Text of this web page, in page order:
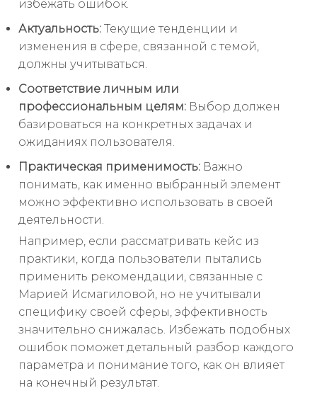
избежать ошибок.
Актуальность: Текущие тенденции и
изменения в сфере, связанной с темой,
должны учитываться.
Соответствие личным или
профессиональным целям: Выбор должен
базироваться на конкретных задачах и
ожиданиях пользователя.
Практическая применимость: Важно
понимать, как именно выбранный элемент
можно эффективно использовать в своей
деятельности.
Например, если рассматривать кейс из
практики, когда пользователи пытались
применить рекомендации, связанные с
Марией Исмагиловой, но не учитывали
специфику своей сферы, эффективность
значительно снижалась. Избежать подобных
ошибок поможет детальный разбор каждого
параметра и понимание того, как он влияет
на конечный результат.